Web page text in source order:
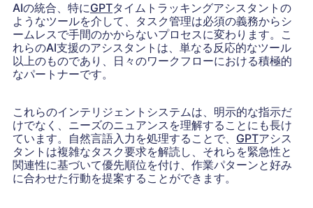
AIの統合、特にGPTタイムトラッキングアシスタントの
ようなツールを介して、タスク管理は必須の義務からシ
ームレスで手間のかからないプロセスに変わります。こ
れらのAI支援のアシスタントは、単なる反応的なツール
以上のものであり、日々のワークフローにおける積極的
なパートナーです。
これらのインテリジェントシステムは、明示的な指示だ
けでなく、ニーズのニュアンスを理解することにも長け
ています。自然言語入力を処理することで、 GPTアシス
タントは複雑なタスク要求を解読し、それらを緊急性と
関連性に基づいて優先順位を付け、作業パターンと好み
に合わせた行動を提案することができます。